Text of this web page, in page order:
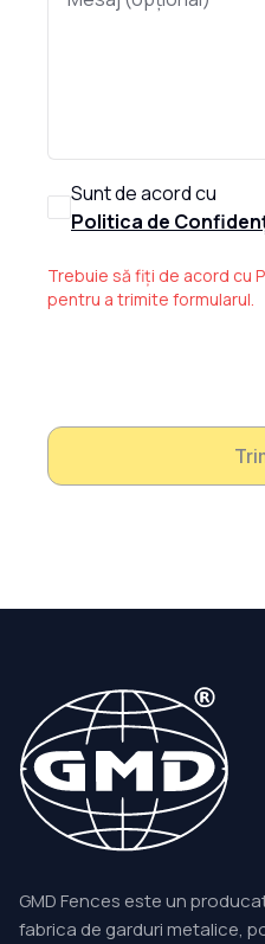
Sunt de acord cu
Politica de
Trebuie să fiți de acord cu
pentru a trimite formularul.
GMD Fences este un
fabrica de garduri metalice,